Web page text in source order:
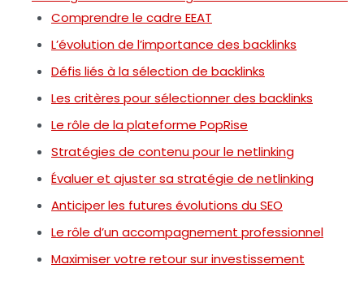
Comprendre le cadre EEAT
L’évolution de l’importance des backlinks
Défis liés à la sélection de backlinks
Les critères pour sélectionner des backlinks
Le rôle de la plateforme PopRise
Stratégies de contenu pour le netlinking
Évaluer et ajuster sa stratégie de netlinking
Anticiper les futures évolutions du SEO
Le rôle d’un accompagnement professionnel
Maximiser votre retour sur investissement